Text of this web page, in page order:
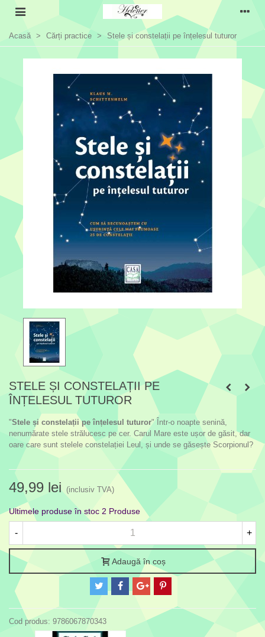
Acasă > Cărți practice > Stele și constelații pe înțelesul tuturor
STELE ȘI CONSTELAȚII PE
ÎNȚELESUL TUTUROR
"Stele și constelații pe înțelesul tuturor" Într-o noapte senină,
nenumărate stele strălucesc pe cer. Carul Mare este ușor de găsit, dar
oare care sunt stelele constelației Leul, și unde se găsește Scorpionul?
49,99 lei (inclusiv TVA)
Ultimele produse în stoc 2 Produse
- +
Adaugă în coș
Cod produs: 9786067870343